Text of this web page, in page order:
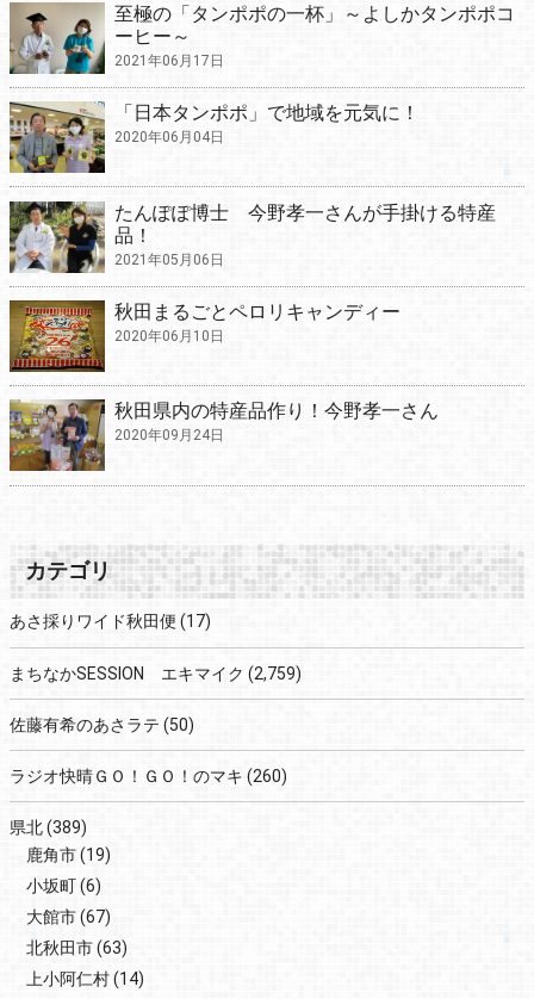
至極の「タンポポの一杯」～よしかタンポポコ
ーヒー～
2021年06月17日
「日本タンポポ」で地域を元気に！
2020年06月04日
たんぽぽ博士 今野孝一さんが手掛ける特産
品！
2021年05月06日
秋田まるごとペロリキャンディー
2020年06月10日
秋田県内の特産品作り！今野孝一さん
2020年09月24日
カテゴリ
あさ採りワイド秋田便 (17)
まちなかSESSION エキマイク (2,759)
佐藤有希のあさラテ (50)
ラジオ快晴ＧＯ！ＧＯ！のマキ (260)
県北(389)
鹿角市(19)
小坂町(6)
大館市(67)
北秋田市(63)
上小阿仁村(14)